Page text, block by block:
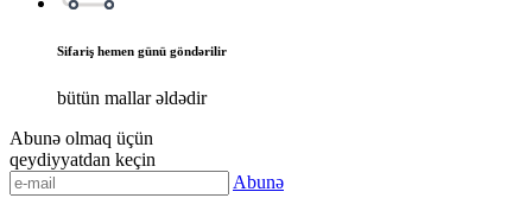
Sifariş hemen günü göndərilir
bütün mallar əldədir
Abunə olmaq üçün
qeydiyyatdan keçin
Abunə